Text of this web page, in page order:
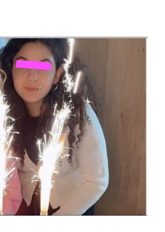
Cucina e Ricette
Consigli di Cucina